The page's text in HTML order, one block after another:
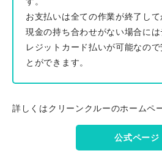
お支払いは全ての作業が終了して
現金の持ち合わせがない場合に
レジットカード払いが可能なの
とができます。
詳しくはクリーンクルーのホームペ
公式ページ